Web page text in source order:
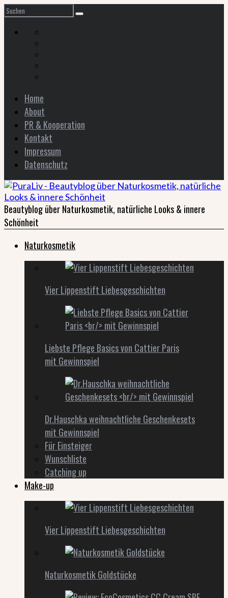
Home
About
PR & Kooperation
Kontakt
Impressum
Datenschutz
Beautyblog über Naturkosmetik, natürliche Looks & innere
Schönheit
Naturkosmetik
Vier Lippenstift Liebesgeschichten
Liebste Pflege Basics von Cattier Paris
mit Gewinnspiel
Dr.Hauschka weihnachtliche Geschenkesets
mit Gewinnspiel
Für Einsteiger
Wunschliste
Catching up
Make-up
Vier Lippenstift Liebesgeschichten
Naturkosmetik Goldstücke